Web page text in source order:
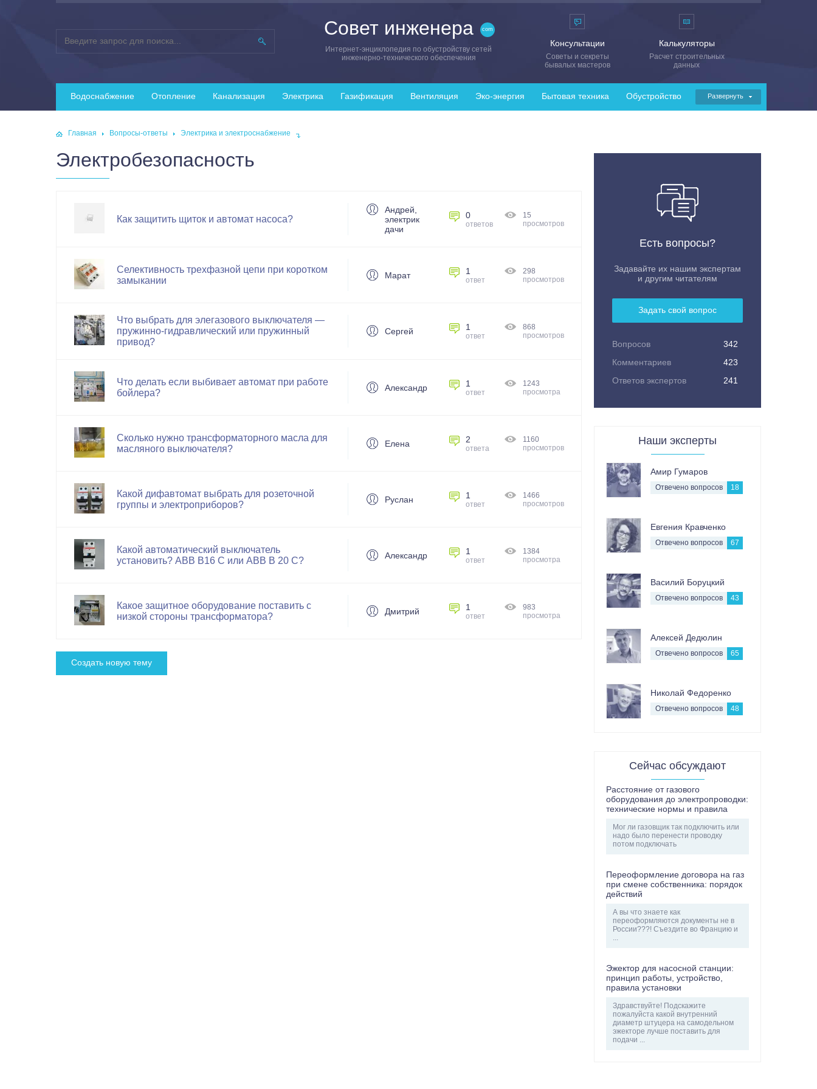
Совет инженера
Интернет-энциклопедия по обустройству сетей
инженерно-технического обеспечения
Водоснабжение Отопление Канализация Электрика Газификация Вентиляция Эко-энергия Бытовая техника Обустройство Развернуть
Консультации
Советы и секреты
бывалых мастеров
Калькуляторы
Расчет строительных
данных
Главная Вопросы-ответы Электрика и электроснабжение
Электробезопасность
Как защитить щиток и автомат насоса?
Андрей,
электрик
дачи
0
ответов
15
просмотров
Селективность трехфазной цепи при коротком
замыкании
Марат 1
ответ
298
просмотров
Что выбрать для элегазового выключателя —
пружинно-гидравлический или пружинный
привод?
Сергей 1
ответ
868
просмотров
Что делать если выбивает автомат при работе
бойлера?
Александр 1
ответ
1243
просмотра
Сколько нужно трансформаторного масла для
масляного выключателя?
Елена 2
ответа
1160
просмотров
Какой дифавтомат выбрать для розеточной
группы и электроприборов?
Руслан 1
ответ
1466
просмотров
Какой автоматический выключатель
установить? АВВ B16 С или АВВ B 20 С?
Александр 1
ответ
1384
просмотра
Какое защитное оборудование поставить с
низкой стороны трансформатора?
Дмитрий 1
ответ
983
просмотра
Cоздать новую тему
Есть вопросы?
Задавайте их нашим экспертам
и другим читателям
Задать свой вопрос
Вопросов
342
Комментариев
423
Ответов экспертов
241
Наши эксперты
Амир Гумаров
Отвечено вопросов 18
Евгения Кравченко
Отвечено вопросов 67
Василий Боруцкий
Отвечено вопросов 43
Алексей Дедюлин
Отвечено вопросов 65
Николай Федоренко
Отвечено вопросов 48
Сейчас обсуждают
Расстояние от газового
оборудования до электропроводки:
технические нормы и правила
Мог ли газовщик так подключить или
надо было перенести проводку
потом подключать
Переоформление договора на газ
при смене собственника: порядок
действий
А вы что знаете как
переоформляются документы не в
России???! Съездите во Францию и
...
Эжектор для насосной станции:
принцип работы, устройство,
правила установки
Здравствуйте! Подскажите
пожалуйста какой внутренний
диаметр штуцера на самодельном
эжекторе лучше поставить для
подачи ...